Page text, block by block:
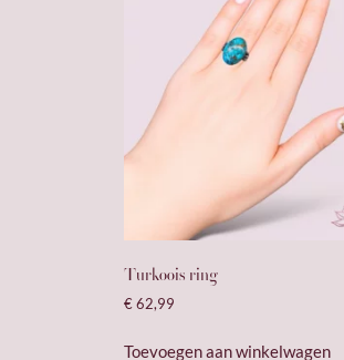
Turkoois ring
€62,99
Toevoegen aan winkelwagen